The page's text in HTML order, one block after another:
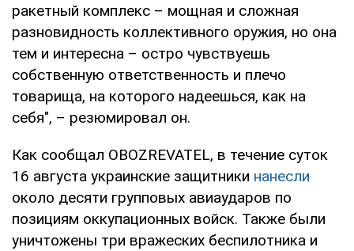
ракетный комплекс – мощная и сложная
разновидность коллективного оружия, но она
тем и интересна – остро чувствуешь
собственную ответственность и плечо
товарища, на которого надеешься, как на
себя", – резюмировал он.
Как сообщал OBOZREVATEL, в течение суток
16 августа украинские защитники нанесли
около десяти групповых авиаударов по
позициям оккупационных войск. Также были
уничтожены три вражеских беспилотника и